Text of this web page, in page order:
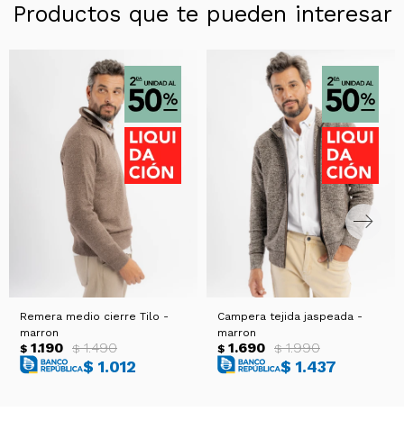
Productos que te pueden interesar
Remera medio cierre Tilo -
marron
$ 1.190 $ 1.490
$ 1.012
Campera tejida jaspeada -
marron
$ 1.690 $ 1.990
$ 1.437